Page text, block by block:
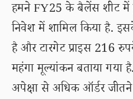
हमने FY25 के बैलेंस शीट में
निवेश में शामिल किया है.
है और टारगेट प्राइस 216
महंगा मूल्यांकन बताया गया
अपेक्षा से अधिक ऑर्डर